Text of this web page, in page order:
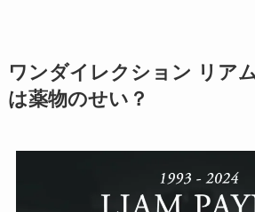
ワンダイレクション リア
は薬物のせい？